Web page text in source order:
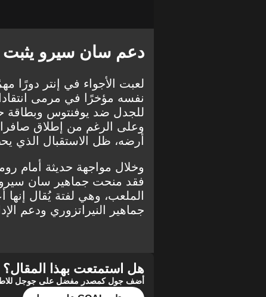
دعم سان سيرو يثبت
لعبت الأجواء في إنتر دورًا
نفسه مؤخرًا في مرمى
للجدل ضد يوفنتوس وبطاقة
وعلى الرغم من إطلاق
أرضه، ظل الاستقبال الذي
وخلال مواجهة حديثة أمام
فقد منحت جماهير سان سيرو
الملعب، وهي لفتة يُقال إنها
جماهير النيراتزوري ودعم
هل استمتعت بهذا المقال؟
أضف جول كمصدر مفضل على جوجل